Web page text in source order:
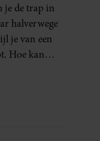
je de trap in
halverwege
je van een
Hoe kan